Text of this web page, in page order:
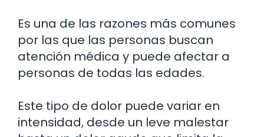
Es una de las razones más comunes
por las que las personas buscan
atención médica y puede afectar a
personas de todas las edades.
Este tipo de dolor puede variar en
intensidad, desde un leve malestar